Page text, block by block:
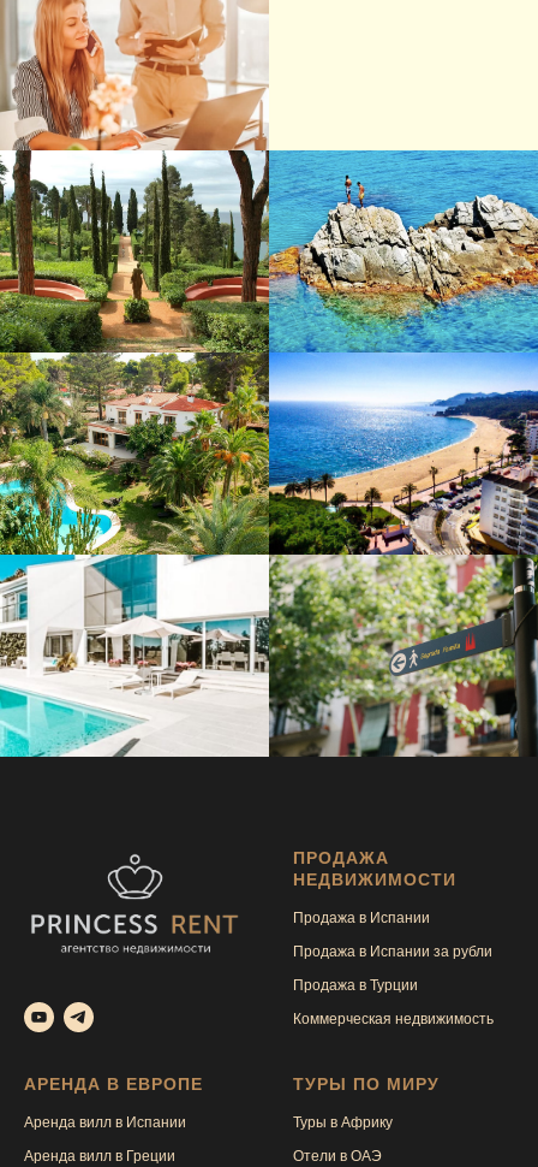
ПРОДАЖА
НЕДВИЖИМОСТИ
Продажа в Испании
Продажа в Испании за рубли
Продажа в Турции
Коммерческая недвижимость
АРЕНДА В ЕВРОПЕ
Аренда вилл в Испании
Аренда вилл в Греции
ТУРЫ ПО МИРУ
Туры в Африку
Отели в ОАЭ